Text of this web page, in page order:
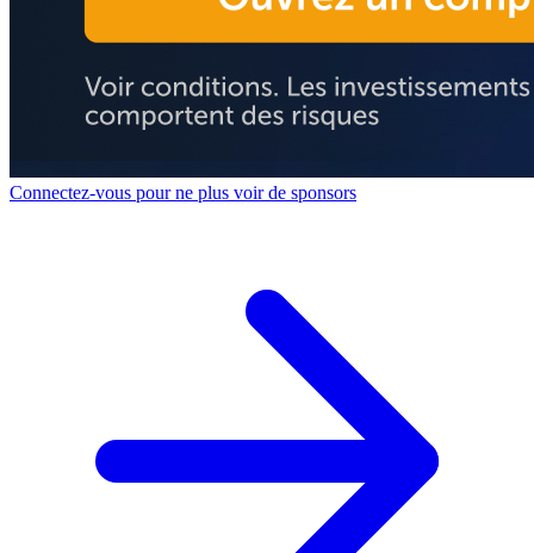
Connectez-vous pour ne plus voir de sponsors